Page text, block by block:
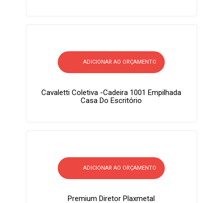
ADICIONAR AO ORÇAMENTO
Cavaletti Coletiva -Cadeira 1001 Empilhada
Casa Do Escritório
ADICIONAR AO ORÇAMENTO
Premium Diretor Plaxmetal